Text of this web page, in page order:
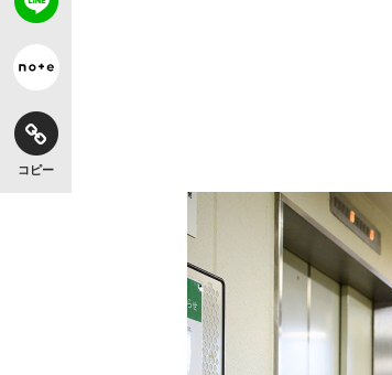
コピー